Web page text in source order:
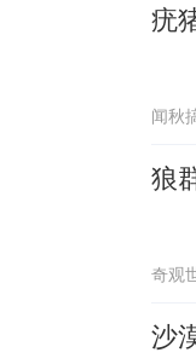
疣
闻秋
狼
奇观
沙